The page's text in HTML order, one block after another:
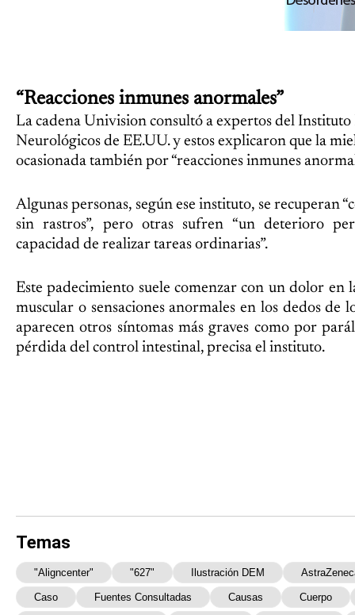
“Reacciones inmunes anormales”
La cadena Univision consultó a expertos del
Neurológicos de EE.UU. y estos explicaron que la
ocasionada también por “reacciones inmunes
Algunas personas, según ese instituto, se recuperan
sin rastros”, pero otras sufren “un deterioro
capacidad de realizar tareas ordinarias”.
Este padecimiento suele comenzar con un dolor en
muscular o sensaciones anormales en los dedos de
aparecen otros síntomas más graves como por
pérdida del control intestinal, precisa el instituto.
Temas
"aligncenter" "627" Ilustración DEM
Caso Fuentes Consultadas Causas Cuerpo